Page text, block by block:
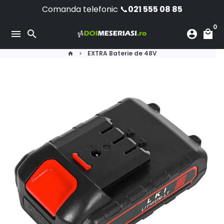
content
Comanda telefonic 📞021 555 08 85
menu search account_circle local_mall
0
home keyboard_arrow_right EXTRA Baterie de 48V